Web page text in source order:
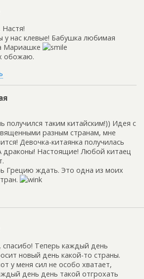
у нас клевые! Бабушка любимая
Мариашке
обожаю.
получился таким китайским!)) Идея с
разным странам, мне
Девочка-китаянка получилась
драконы! Настоящие! Любой китаец
Грецию ждать. Это одна из моих
спасибо! Теперь каждый день
новый день какой-то страны.
у меня сил не особо хватает,
день день такой отгрохать